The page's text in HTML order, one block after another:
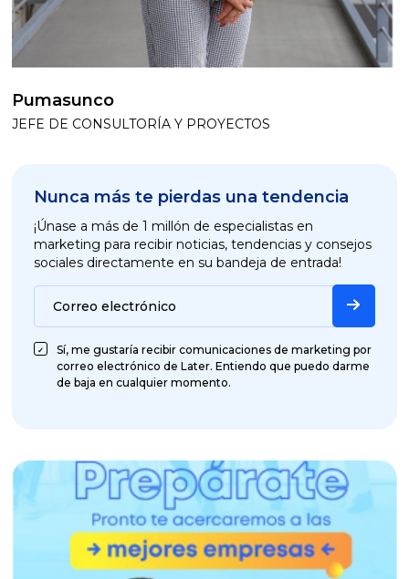
Pumasunco
JEFE DE CONSULTORÍA Y PROYECTOS
Nunca más te pierdas una tendencia
¡Únase a más de 1 millón de especialistas en
marketing para recibir noticias, tendencias y consejos
sociales directamente en su bandeja de entrada!
Correo electrónico
Sí, me gustaría recibir comunicaciones de marketing por
correo electrónico de Later. Entiendo que puedo darme
de baja en cualquier momento.